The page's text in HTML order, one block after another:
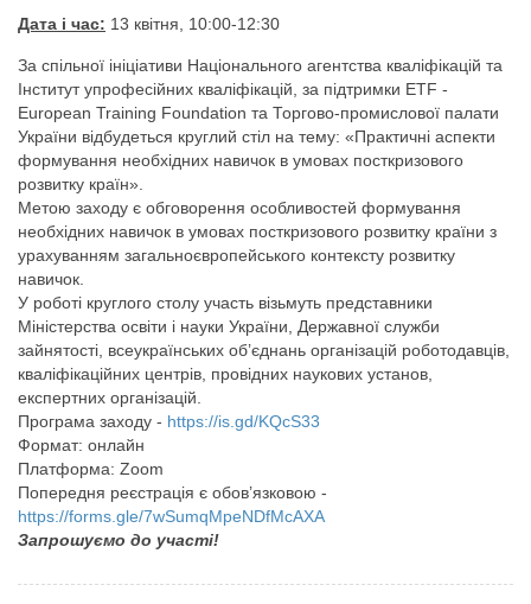
Дата і час: 13 квітня, 10:00-12:30
За спільної ініціативи Національного агентства кваліфікацій та
Інститут упрофесійних кваліфікацій, за підтримки ETF -
European Training Foundation та Торгово-промислової палати
України відбудеться круглий стіл на тему: «Практичні аспекти
формування необхідних навичок в умовах посткризового
розвитку країн».
Метою заходу є обговорення особливостей формування
необхідних навичок в умовах посткризового розвитку країни з
урахуванням загальноєвропейського контексту розвитку
навичок.
У роботі круглого столу участь візьмуть представники
Міністерства освіти і науки України, Державної служби
зайнятості, всеукраїнських об’єднань організацій роботодавців,
кваліфікаційних центрів, провідних наукових установ,
експертних організацій.
Програма заходу - https://is.gd/KQcS33
Формат: онлайн
Платформа: Zoom
Попередня реєстрація є обов’язковою -
https://forms.gle/7wSumqMpeNDfMcAXA
Запрошуємо до участі!